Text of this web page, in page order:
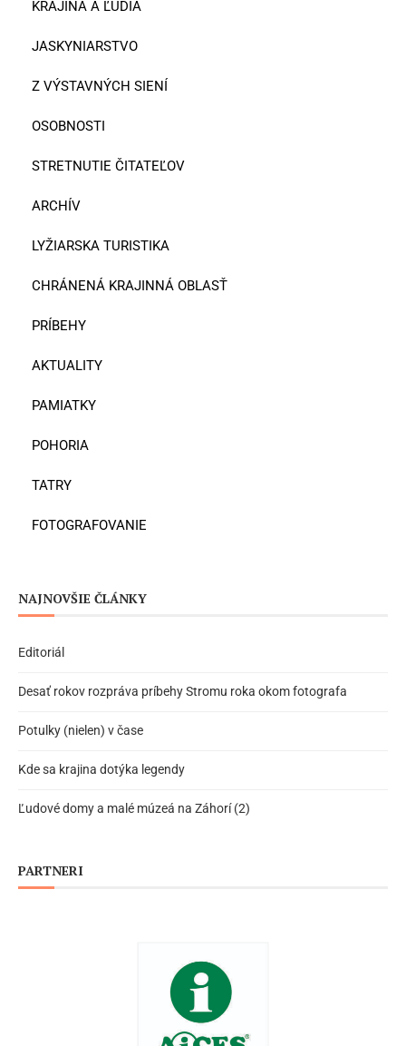
KRAJINA A ĽUDIA
JASKYNIARSTVO
Z VÝSTAVNÝCH SIENÍ
OSOBNOSTI
STRETNUTIE ČITATEĽOV
ARCHÍV
LYŽIARSKA TURISTIKA
CHRÁNENÁ KRAJINNÁ OBLASŤ
PRÍBEHY
AKTUALITY
PAMIATKY
POHORIA
TATRY
FOTOGRAFOVANIE
NAJNOVŠIE ČLÁNKY
Editoriál
Desať rokov rozpráva príbehy Stromu roka okom fotografa
Potulky (nielen) v čase
Kde sa krajina dotýka legendy
Ľudové domy a malé múzeá na Záhorí (2)
PARTNERI